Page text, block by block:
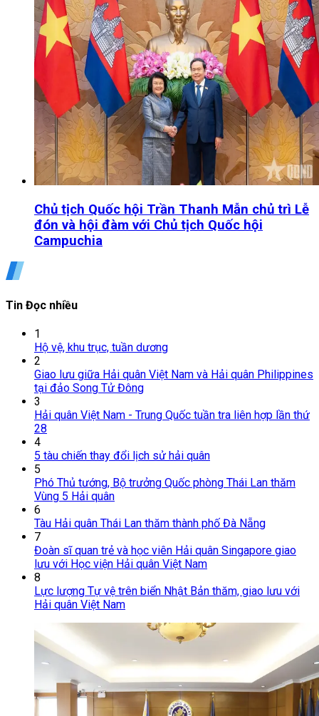
Chủ tịch Quốc hội Trần Thanh Mẫn chủ trì Lễ
đón và hội đàm với Chủ tịch Quốc hội
Campuchia
Tin Đọc nhiều
1
Hộ vệ, khu trục, tuần dương
2
Giao lưu giữa Hải quân Việt Nam và Hải quân Philippines
tại đảo Song Tử Đông
3
Hải quân Việt Nam - Trung Quốc tuần tra liên hợp lần thứ
28
4
5 tàu chiến thay đổi lịch sử hải quân
5
Phó Thủ tướng, Bộ trưởng Quốc phòng Thái Lan thăm
Vùng 5 Hải quân
6
Tàu Hải quân Thái Lan thăm thành phố Đà Nẵng
7
Đoàn sĩ quan trẻ và học viên Hải quân Singapore giao
lưu với Học viện Hải quân Việt Nam
8
Lực lượng Tự vệ trên biển Nhật Bản thăm, giao lưu với
Hải quân Việt Nam